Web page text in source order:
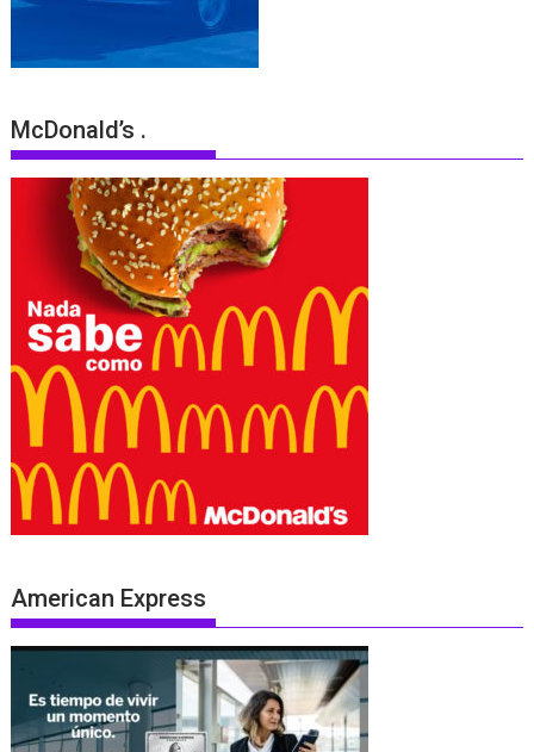
McDonald’s .
American Express